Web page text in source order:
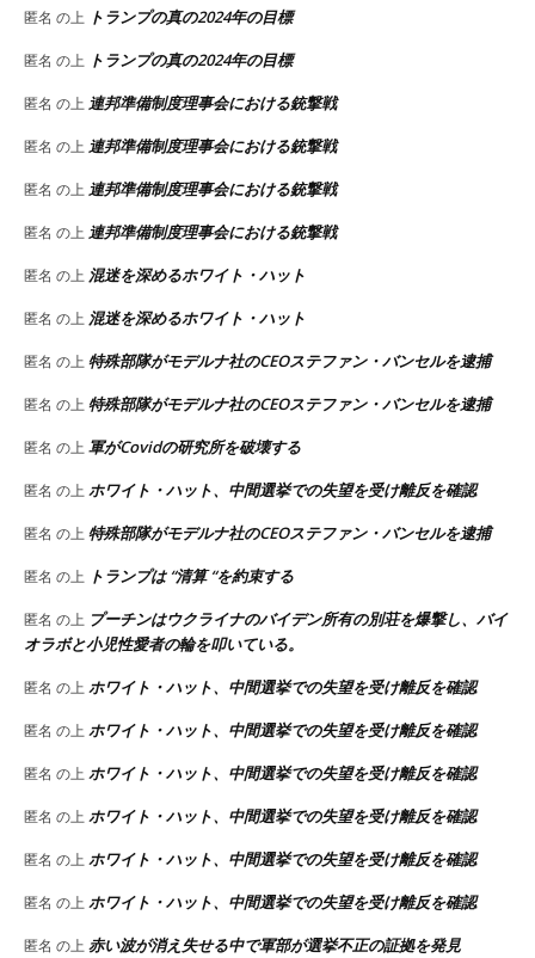
匿名 の上 トランプの真の2024年の目標
匿名 の上 トランプの真の2024年の目標
匿名 の上 連邦準備制度理事会における銃撃戦
匿名 の上 連邦準備制度理事会における銃撃戦
匿名 の上 連邦準備制度理事会における銃撃戦
匿名 の上 連邦準備制度理事会における銃撃戦
匿名 の上 混迷を深めるホワイト・ハット
匿名 の上 混迷を深めるホワイト・ハット
匿名 の上 特殊部隊がモデルナ社のCEOステファン・バンセルを逮捕
匿名 の上 特殊部隊がモデルナ社のCEOステファン・バンセルを逮捕
匿名 の上 軍がCovidの研究所を破壊する
匿名 の上 ホワイト・ハット、中間選挙での失望を受け離反を確認
匿名 の上 特殊部隊がモデルナ社のCEOステファン・バンセルを逮捕
匿名 の上 トランプは “清算 “を約束する
匿名 の上 プーチンはウクライナのバイデン所有の別荘を爆撃し、バイ
オラボと小児性愛者の輪を叩いている。
匿名 の上 ホワイト・ハット、中間選挙での失望を受け離反を確認
匿名 の上 ホワイト・ハット、中間選挙での失望を受け離反を確認
匿名 の上 ホワイト・ハット、中間選挙での失望を受け離反を確認
匿名 の上 ホワイト・ハット、中間選挙での失望を受け離反を確認
匿名 の上 ホワイト・ハット、中間選挙での失望を受け離反を確認
匿名 の上 ホワイト・ハット、中間選挙での失望を受け離反を確認
匿名 の上 赤い波が消え失せる中で軍部が選挙不正の証拠を発見